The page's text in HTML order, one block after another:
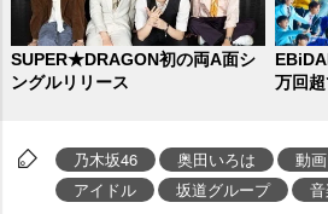
SUPER★DRAGON初の両A面シ
ングルリリース
万回
乃木坂46 奥田いろは 動画
アイドル
坂道グループ